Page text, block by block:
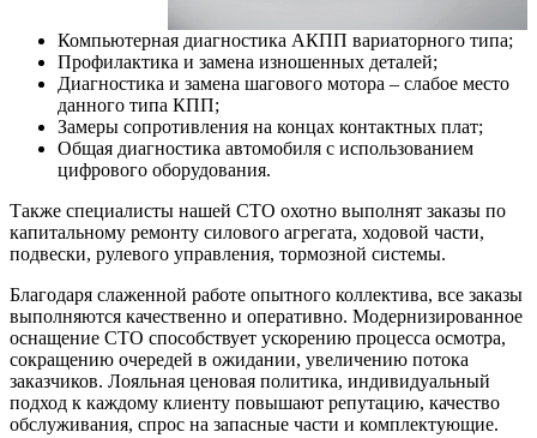
Компьютерная диагностика АКПП вариаторного типа;
Профилактика и замена изношенных деталей;
Диагностика и замена шагового мотора – слабое место
данного типа КПП;
Замеры сопротивления на концах контактных плат;
Общая диагностика автомобиля с использованием
цифрового оборудования.
Также специалисты нашей СТО охотно выполнят заказы по
капитальному ремонту силового агрегата, ходовой части,
подвески, рулевого управления, тормозной системы.
Благодаря слаженной работе опытного коллектива, все заказы
выполняются качественно и оперативно. Модернизированное
оснащение СТО способствует ускорению процесса осмотра,
сокращению очередей в ожидании, увеличению потока
заказчиков. Лояльная ценовая политика, индивидуальный
подход к каждому клиенту повышают репутацию, качество
обслуживания, спрос на запасные части и комплектующие.